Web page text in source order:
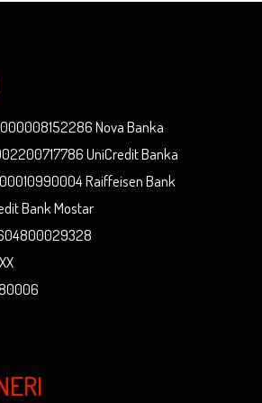
Nova Banka
UniCredit Banka
Raiffeisen Bank
Bank Mostar